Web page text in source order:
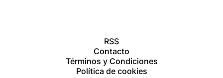
RSS
Contacto
Términos y Condiciones
Política de cookies